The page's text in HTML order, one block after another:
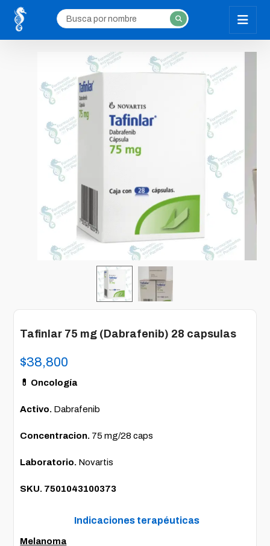
Tafinlar 75 mg (Dabrafenib) 28 capsulas
$38,800
💊 Oncología
Activo. Dabrafenib
Concentracion. 75 mg/28 caps
Laboratorio. Novartis
SKU. 7501043100373
Indicaciones terapéuticas
Melanoma